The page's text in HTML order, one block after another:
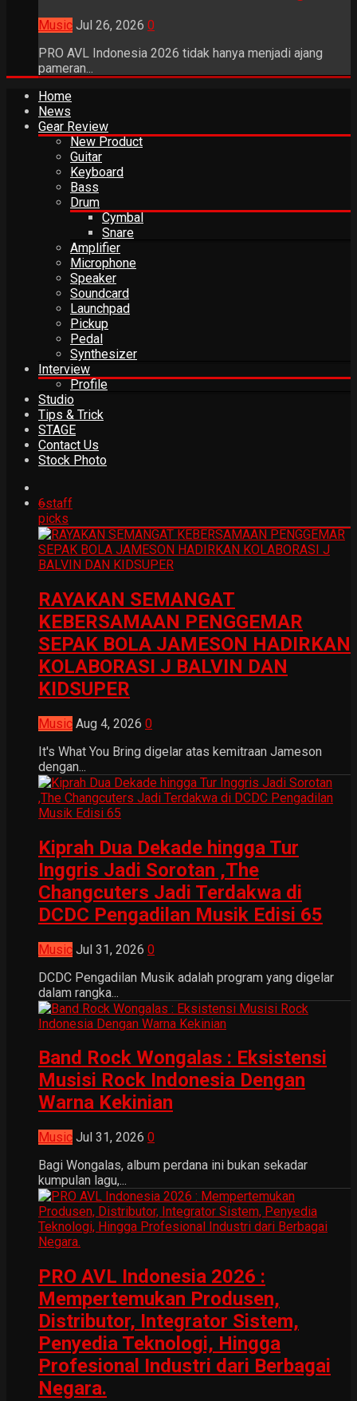
Music Jul 26, 2026 0
PRO AVL Indonesia 2026 tidak hanya menjadi ajang
pameran...
Home
News
Gear Review
New Product
Guitar
Keyboard
Bass
Drum
Cymbal
Snare
Amplifier
Microphone
Speaker
Soundcard
Launchpad
Pickup
Pedal
Synthesizer
Interview
Profile
Studio
Tips & Trick
STAGE
Contact Us
Stock Photo
6staff
picks
RAYAKAN SEMANGAT
KEBERSAMAAN PENGGEMAR
SEPAK BOLA JAMESON HADIRKAN
KOLABORASI J BALVIN DAN
KIDSUPER
Music Aug 4, 2026 0
It's What You Bring digelar atas kemitraan Jameson
dengan...
Kiprah Dua Dekade hingga Tur
Inggris Jadi Sorotan ,The
Changcuters Jadi Terdakwa di
DCDC Pengadilan Musik Edisi 65
Music Jul 31, 2026 0
DCDC Pengadilan Musik adalah program yang digelar
dalam rangka...
Band Rock Wongalas : Eksistensi
Musisi Rock Indonesia Dengan
Warna Kekinian
Music Jul 31, 2026 0
Bagi Wongalas, album perdana ini bukan sekadar
kumpulan lagu,...
PRO AVL Indonesia 2026 :
Mempertemukan Produsen,
Distributor, Integrator Sistem,
Penyedia Teknologi, Hingga
Profesional Industri dari Berbagai
Negara.